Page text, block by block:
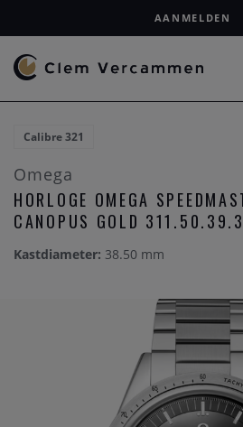
AANMELDEN
Calibre 321
Omega
HORLOGE OMEGA
CANOPUS GOLD
Kastdiameter: 38.50 mm